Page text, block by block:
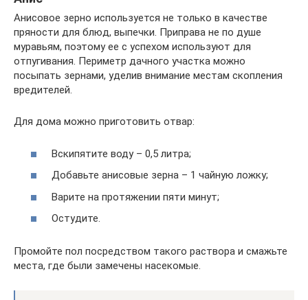
Анисовое зерно используется не только в качестве
пряности для блюд, выпечки. Приправа не по душе
муравьям, поэтому ее с успехом используют для
отпугивания. Периметр дачного участка можно
посыпать зернами, уделив внимание местам скопления
вредителей.
Для дома можно приготовить отвар:
Вскипятите воду – 0,5 литра;
Добавьте анисовые зерна – 1 чайную ложку;
Варите на протяжении пяти минут;
Остудите.
Промойте пол посредством такого раствора и смажьте
места, где были замечены насекомые.